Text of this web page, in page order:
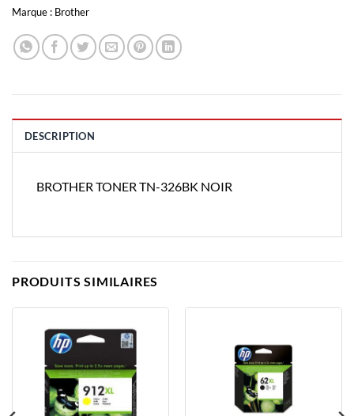
Marque : Brother
DESCRIPTION
BROTHER TONER TN-326BK NOIR
PRODUITS SIMILAIRES